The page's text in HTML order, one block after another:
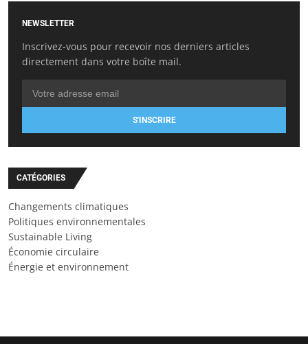
NEWSLETTER
Inscrivez-vous pour recevoir nos derniers articles
directement dans votre boîte mail.
S'INSCRIRE
CATÉGORIES
Changements climatiques
Politiques environnementales
Sustainable Living
Économie circulaire
Énergie et environnement